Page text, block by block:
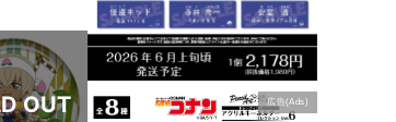
広告(Ads)